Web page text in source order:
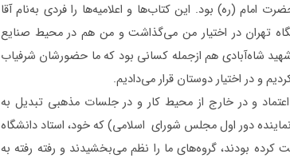
(ره) بود. این کتاب‌ها و اعلامیه‌ها را فردی به‌نام آقا
تهران در اختیار من می‌گذاشت و من هم در محیط صنایع
شهید شاه‌آبادی هم ازجمله کسانی بود که ما حضورشان شرفیاب
و در اختیار دوستان قرار می‌دادیم.
و در خارج از محیط کار و در جلسات مذهبی تبدیل به
دور اول مجلس شورای اسلامی) که خود، استاد دانشگاه
کرده بودند، گروه‌های ما را نظم می‌بخشیدند و رفته رفته به